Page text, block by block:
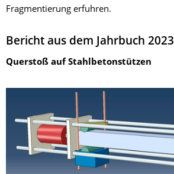
Fragmentierung erfuhren.
Bericht aus dem Jahrbuch 2023
Querstoß auf Stahlbetonstützen